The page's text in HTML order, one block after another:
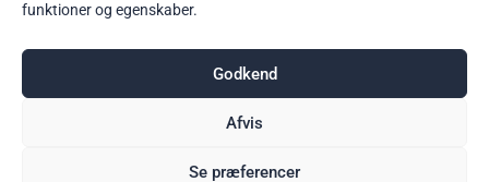
funktioner og egenskaber.
Godkend
Afvis
Se præferencer